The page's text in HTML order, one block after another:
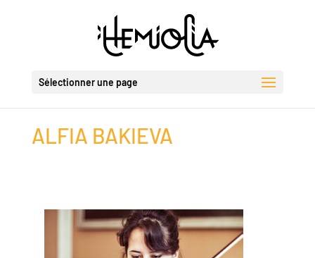
Sélectionner une page
ALFIA BAKIEVA